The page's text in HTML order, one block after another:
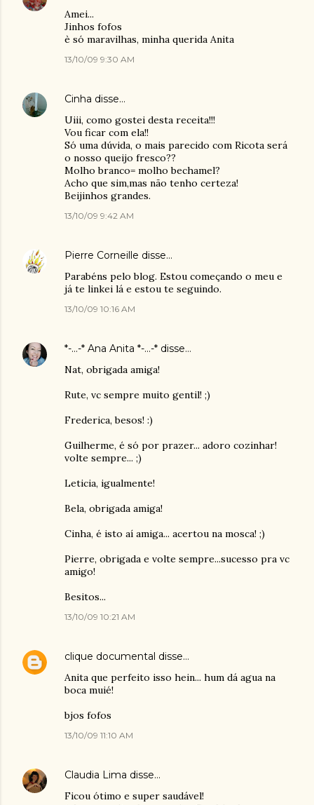
Amei...
Jinhos fofos
è só maravilhas, minha querida Anita
13/10/09 9:30 AM
Cinha disse…
Uiii, como gostei desta receita!!!
Vou ficar com ela!!
Só uma dúvida, o mais parecido com Ricota será
o nosso queijo fresco??
Molho branco= molho bechamel?
Acho que sim,mas não tenho certeza!
Beijinhos grandes.
13/10/09 9:42 AM
Pierre Corneille disse…
Parabéns pelo blog. Estou começando o meu e
já te linkei lá e estou te seguindo.
13/10/09 10:16 AM
*-...-* Ana Anita *-...-* disse…
Nat, obrigada amiga!
Rute, vc sempre muito gentil! ;)
Frederica, besos! :)
Guilherme, é só por prazer... adoro cozinhar!
volte sempre... ;)
Leticia, igualmente!
Bela, obrigada amiga!
Cinha, é isto aí amiga... acertou na mosca! ;)
Pierre, obrigada e volte sempre...sucesso pra vc
amigo!
Besitos...
13/10/09 10:21 AM
clique documental disse…
Anita que perfeito isso hein... hum dá agua na
boca muié!
bjos fofos
13/10/09 11:10 AM
Claudia Lima disse…
Ficou ótimo e super saudável!